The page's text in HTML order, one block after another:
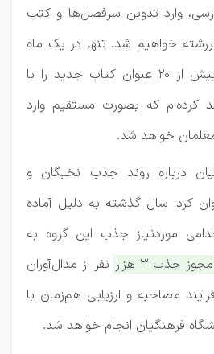
وارد تدوین سرفصل‌ها و کتب
خواهیم شد. تنها در یک ماه
گذشته، قرارداد تألیف بیش از ۲۰ عنوان کتاب جدید را با
کرده‌ام که بصورت مستقیم وارد
خواهد شد.
درباره روند جذب نخبگان و
کرد: سال گذشته به دلیل آماده
موردنیاز جذب این گروه به
اما امسال مجوز جذب ۳ هزار نفر از مدال‌آوران
مصاحبه و ارزیابی هم‌زمان با
فرهنگیان انجام خواهد شد.